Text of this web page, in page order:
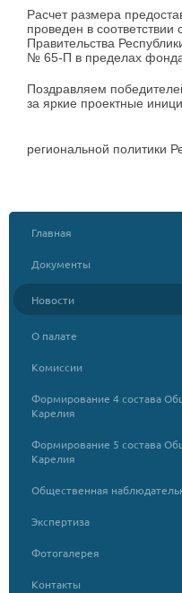
Расчет размера
проведен в соответствии
Правительства
№ 65-П в пределах фонда
Поздравляем
за яркие проектные
региональной политики
Главная
Документы
Новости
О палате
Комиссии
Формирование 4 состава
Карелия
Формирование 5 состава
Карелия
Общественная
Экспертиза
Фотогалерея
Контакты